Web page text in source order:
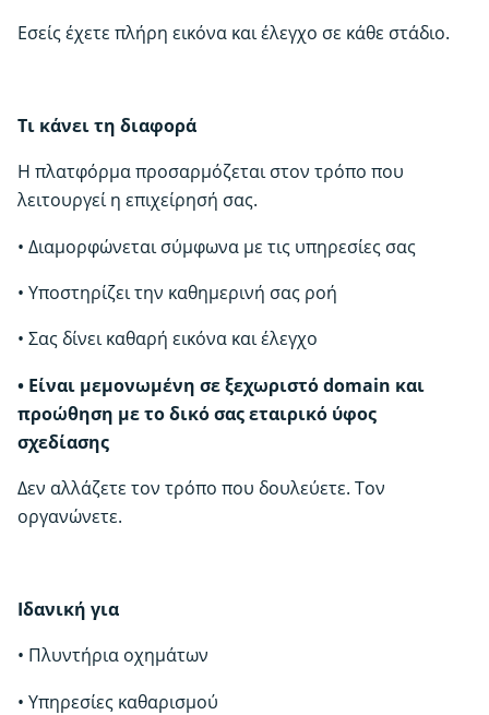
Εσείς έχετε πλήρη εικόνα και έλεγχο σε κάθε στάδιο.
Τι κάνει τη διαφορά
Η πλατφόρμα προσαρμόζεται στον τρόπο που
λειτουργεί η επιχείρησή σας.
• Διαμορφώνεται σύμφωνα με τις υπηρεσίες σας
• Υποστηρίζει την καθημερινή σας ροή
• Σας δίνει καθαρή εικόνα και έλεγχο
• Είναι μεμονωμένη σε ξεχωριστό domain και
προώθηση με το δικό σας εταιρικό ύφος
σχεδίασης
Δεν αλλάζετε τον τρόπο που δουλεύετε. Τον
οργανώνετε.
Ιδανική για
• Πλυντήρια οχημάτων
• Υπηρεσίες καθαρισμού